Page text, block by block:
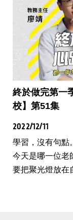
終於做完第一
校】第51集
2022/12/11
學習，沒有句點
今天是哪一位老
要把聚光燈放在